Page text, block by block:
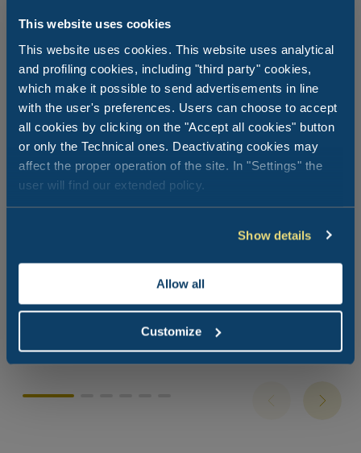
This website uses cookies
This website uses cookies. This website uses analytical
and profiling cookies, including "third party" cookies,
which make it possible to send advertisements in line
with the user's preferences. Users can choose to accept
all cookies by clicking on the "Accept all cookies" button
or only the Technical ones. Deactivating cookies may
affect the proper operation of the site. In "Settings" the
user will find our extended policy.
Show details
Allow all
Customize
Wiadomości z Club del Sole
01 lipca 2026
Przedstawiamy Club del Sole Rewards,
program lojalnościowy, w którym
korzyści nigdy się nie kończą
Czyta się 3 min
03